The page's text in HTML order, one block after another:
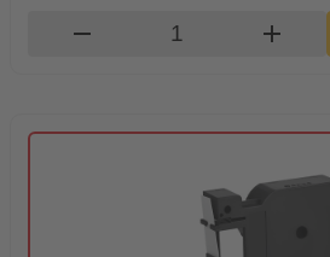
remove Produkt add